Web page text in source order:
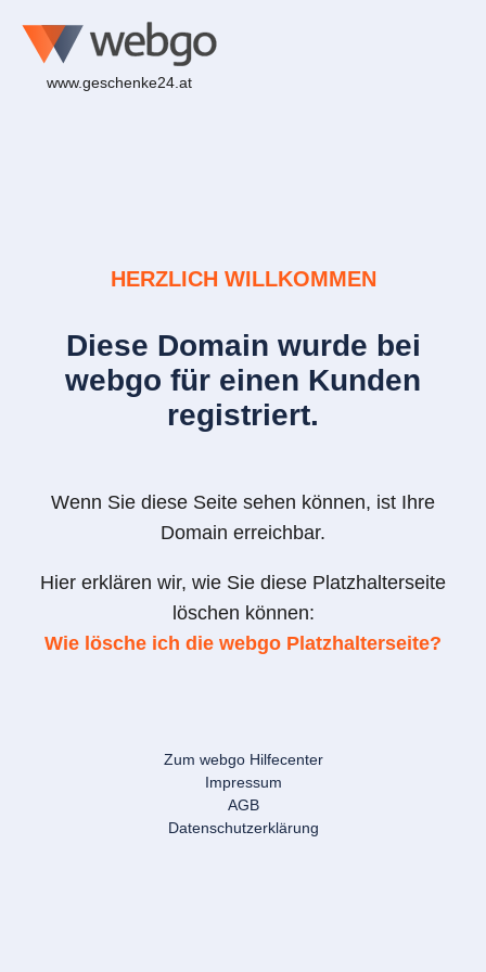
www.geschenke24.at
HERZLICH WILLKOMMEN
Diese Domain wurde bei
webgo für einen Kunden
registriert.
Wenn Sie diese Seite sehen können, ist Ihre
Domain erreichbar.
Hier erklären wir, wie Sie diese Platzhalterseite
löschen können:
Wie lösche ich die webgo Platzhalterseite?
Zum webgo Hilfecenter
Impressum
AGB
Datenschutzerklärung